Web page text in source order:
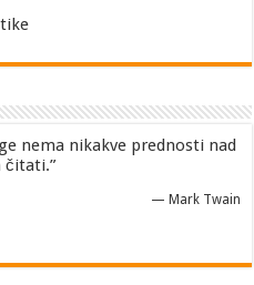
nema nikakve prednosti nad
čitati.”
— Mark Twain